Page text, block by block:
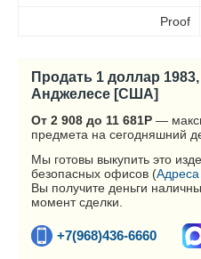
Proof
Продать 1 доллар
Анджелесе [США]
От 2 908 до 11 681Р —
предмета на сегодняшний
Мы готовы выкупить это
безопасных офисов (Адреса
Вы получите деньги
момент сделки.
+7(968)436-6660